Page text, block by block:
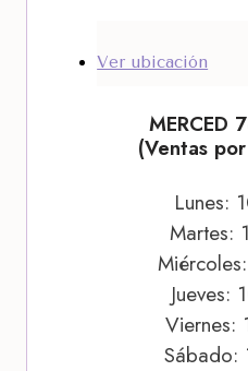
Ver ubicación
MERCED
(Ventas
Lunes:
Martes: